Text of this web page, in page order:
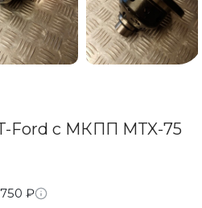
Ford c МКПП MTX-75
₽